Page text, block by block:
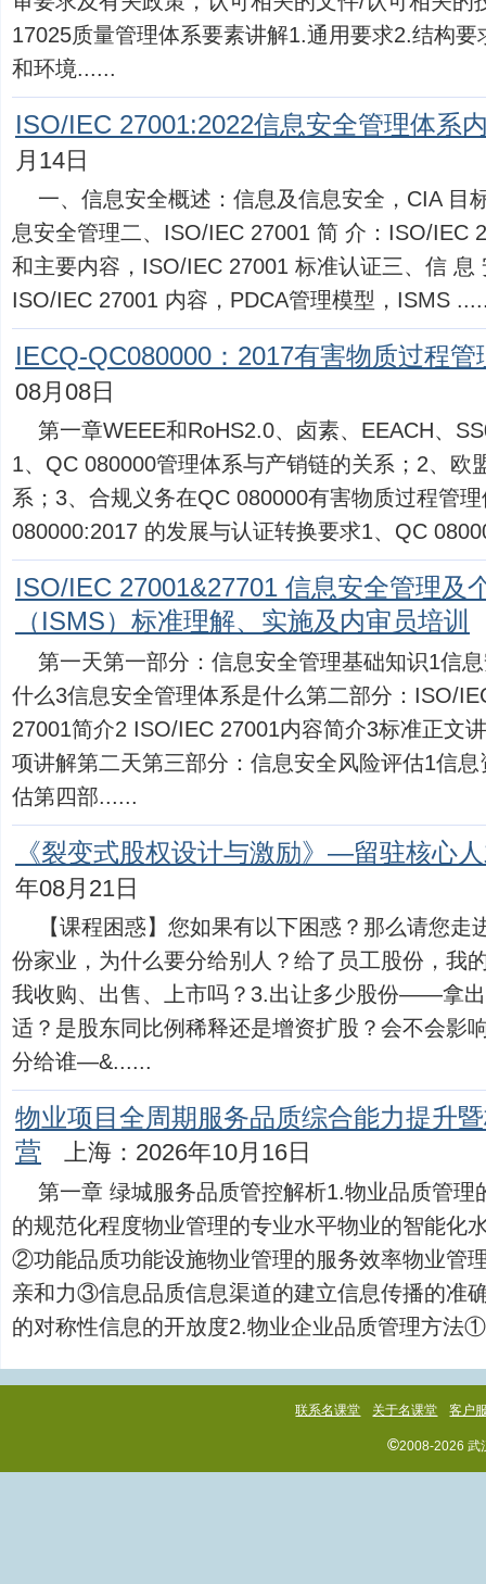
17025质量管理体系要素讲解1.通用要求2.结构
和环境......
ISO/IEC 27001:2022信息安全管理体系
月14日
一、信息安全概述：信息及信息安全，CIA 目
息安全管理二、ISO/IEC 27001 简 介：ISO/IEC
和主要内容，ISO/IEC 27001 标准认证三、信
ISO/IEC 27001 内容，PDCA管理模型，ISMS
IECQ-QC080000：2017有害物质过程管
08月08日
第一章WEEE和RoHS2.0、卤素、EEACH、
1、QC 080000管理体系与产销链的关系；2、欧
系；3、合规义务在QC 080000有害物质过程管
080000:2017 的发展与认证转换要求1、QC
ISO/IEC 27001&27701 信息安全管理及
（ISMS）标准理解、实施及内审员培训
第一天第一部分：信息安全管理基础知识1信
什么3信息安全管理体系是什么第二部分：ISO/
27001简介2 ISO/IEC 27001内容简介3标准正文
项讲解第二天第三部分：信息安全风险评估1信
估第四部......
《裂变式股权设计与激励》—留驻核心
年08月21日
【课程困惑】您如果有以下困惑？那么请您
份家业，为什么要分给别人？给了员工股份，我
我收购、出售、上市吗？3.出让多少股份——拿
适？是股东同比例稀释还是增资扩股？会不会影
分给谁—&......
物业项目全周期服务品质综合能力提升
营
上海：2026年10月16日
第一章 绿城服务品质管控解析1.物业品质管
的规范化程度物业管理的专业水平物业的智能化
②功能品质功能设施物业管理的服务效率物业管
亲和力③信息品质信息渠道的建立信息传播的准
的对称性信息的开放度2.物业企业品质管理方法
联系名课堂 关于名课堂 客户
©2008-2026 武